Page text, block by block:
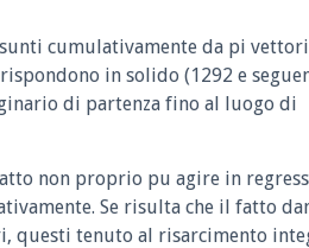
cumulativamente da pi vettori
in solido (1292 e
di partenza fino al luogo di
non proprio pu agire in
Se risulta che il fatto
questi tenuto al risarcimento